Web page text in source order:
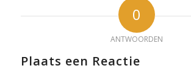
0
ANTWOORDEN
Plaats een Reactie